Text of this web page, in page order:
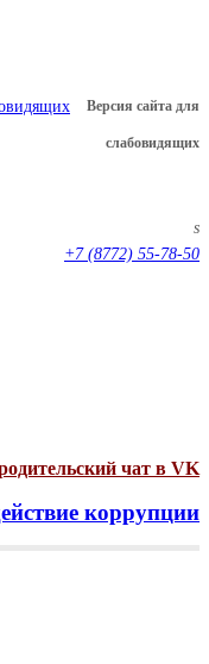
Версия сайта для
слабовидящих
s
+7 (8772) 55-78-50
чат в VK
коррупции